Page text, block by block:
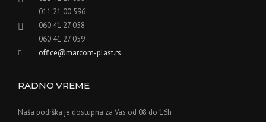
011 21 00 596
060 41 27 058
060 41 27 059
office@marcom-plast.rs
RADNO VREME
Naša podrška je dostupna za Vas od 08 do 16h